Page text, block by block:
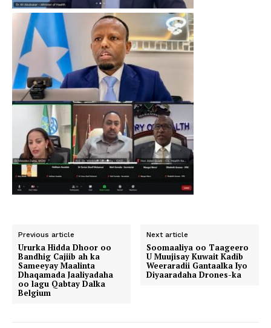
Previous article
Ururka Hidda Dhoor oo
Bandhig Cajiib ah ka
Sameeyay Maalinta
Dhaqamada Jaaliyadaha
oo lagu Qabtay Dalka
Belgium
Next article
Soomaaliya oo Taageero
U Muujisay Kuwait Kadib
Weeraradii Gantaalka Iyo
Diyaaradaha Drones-ka